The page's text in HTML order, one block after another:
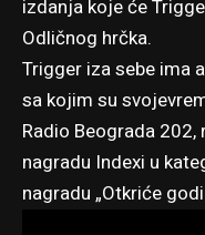
izdanja koje će
Odličnog hrčka.
Trigger iza sebe ima
sa kojim su
Radio Beograda
nagradu Indexi u
nagradu „Otkriće